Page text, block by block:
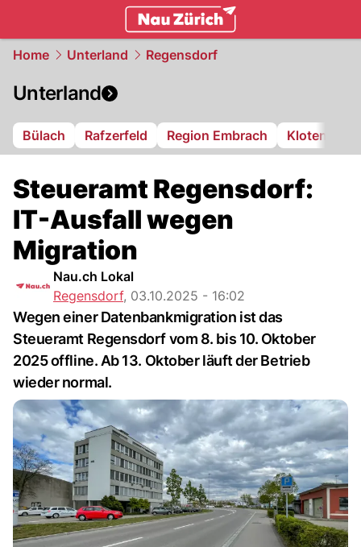
Home Unterland Regensdorf
Unterland
Bülach Rafzerfeld Region Embrach Kloten
Steueramt Regensdorf:
IT-Ausfall wegen
Migration
Nau.ch Lokal
Regensdorf, 03.10.2025 - 16:02
Wegen einer Datenbankmigration ist das
Steueramt Regensdorf vom 8. bis 10. Oktober
2025 offline. Ab 13. Oktober läuft der Betrieb
wieder normal.